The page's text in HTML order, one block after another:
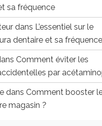
sa fréquence
dans L’essentiel sur le
dentaire et sa fréquence
Comment éviter les
par
dans Comment booster
magasin ?